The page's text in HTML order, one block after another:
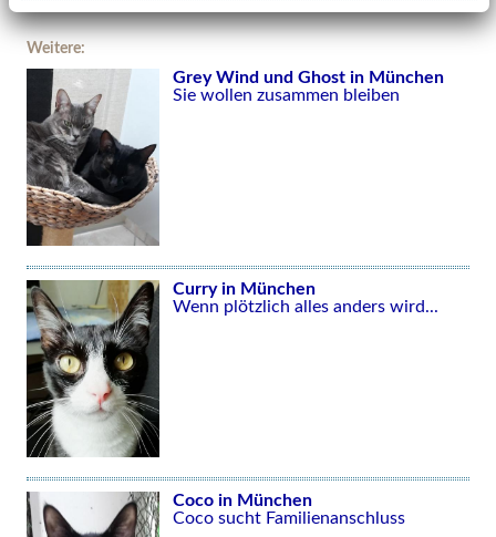
Weitere:
Grey Wind und Ghost in München
Sie wollen zusammen bleiben
Curry in München
Wenn plötzlich alles anders wird...
Coco in München
Coco sucht Familienanschluss